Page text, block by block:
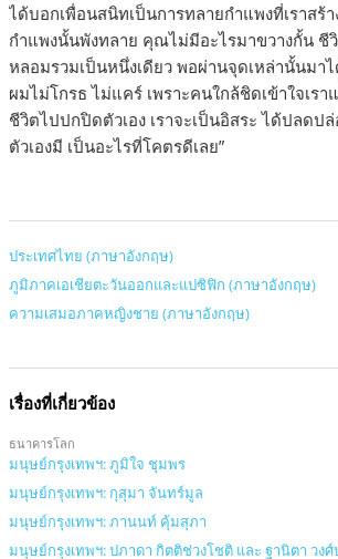
ได้บอกเพื่อนสนิทเป็นการทลายกำแพงที่เราสร้า
กำแพงนั้นพังทลาย คุณไม่มีอะไรมาขวางกั้น ชี
หลอมรวมเป็นหนึ่งเดียว พอผ่านจุดเหล่านั้นมา
ผมไม่โกรธ ไม่แคร์ เพราะคนใกล้ชิดเข้าใจเรา
ชีวิตไปปกปิดตัวเอง เราจะเป็นอิสระ ได้ปลด
ตัวเองมี เป็นอะไรที่โคตรดีเลย”
ประเทศไทย (ภาษาอังกฤษ)
ภูมิภาคเอเชียตะวันออกและแปซิฟิก (ภาษาอังกฤษ)
ความเสมอภาคหญิงชาย (ภาษาอังกฤษ)
เรื่องที่เกี่ยวข้อง
ธนาคารโลก
มนุษย์กรุงเทพฯ: ภูมิใจ ชุมพร
มนุษย์กรุงเทพฯ: กุสุมา จันทร์มูล
มนุษย์กรุงเทพฯ: ภานนท์ คุ้มสุภา
มนุษย์กรุงเทพฯ: ปภาดา กิตติช่วงโชติ และ ฐานิตา วงศ์